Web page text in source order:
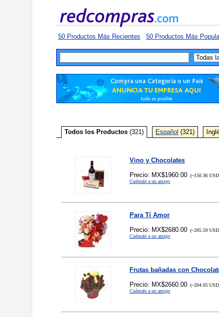
50 Productos Más Recientes 50 Productos Más
Todos los Productos (321) Español (321)
Vino y Chocolates
Precio: MX$1960.00 (~150.36
Cuéntale a un amigo
Para Tí Amor
Precio: MX$2680.00 (~205.59
Cuéntale a un amigo
Frutas bañadas con
Precio: MX$2660.00 (~204.05
Cuéntale a un amigo